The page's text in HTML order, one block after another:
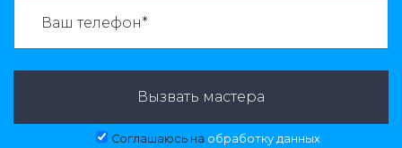
Вызвать мастера
Соглашаюсь на обработку данных